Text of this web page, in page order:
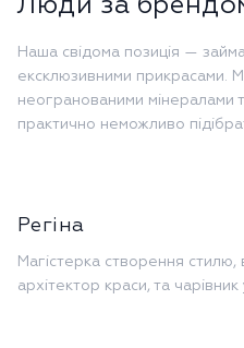
Люди за
Наша свідома позиція —
ексклюзивними прикрасами.
неогранованими мінералами
практично неможливо
Регіна
Магістерка створення стилю,
архітектор краси, та